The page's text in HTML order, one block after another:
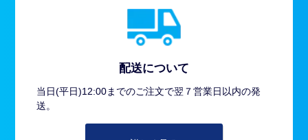
配送について
当日(平日)12:00までのご注文で翌７営業日以内の発
送。